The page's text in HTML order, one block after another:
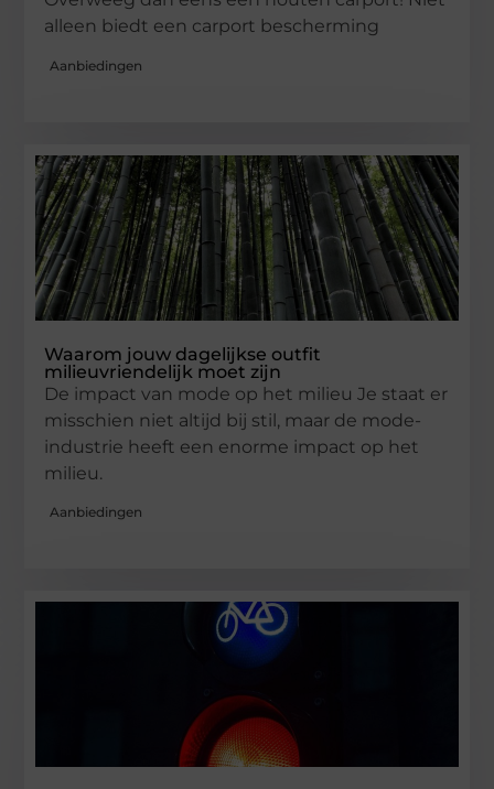
alleen biedt een carport bescherming
Aanbiedingen
Waarom jouw dagelijkse outfit
milieuvriendelijk moet zijn
De impact van mode op het milieu Je staat er
misschien niet altijd bij stil, maar de mode-
industrie heeft een enorme impact op het
milieu.
Aanbiedingen